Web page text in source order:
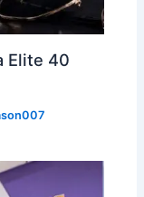
Elite 40